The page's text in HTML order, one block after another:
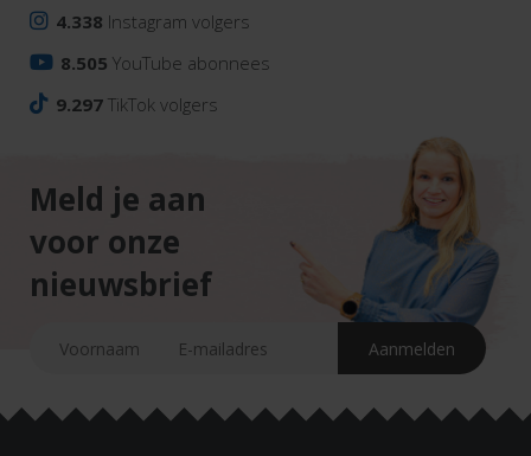
4.338 Instagram volgers
8.505 YouTube abonnees
9.297 TikTok volgers
Meld je aan
voor onze
nieuwsbrief